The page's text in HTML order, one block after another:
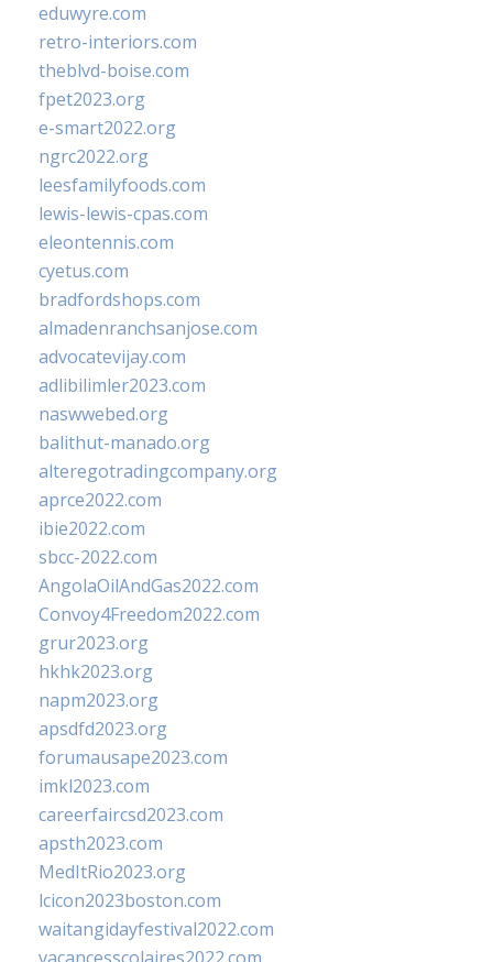
eduwyre.com
retro-interiors.com
theblvd-boise.com
fpet2023.org
e-smart2022.org
ngrc2022.org
leesfamilyfoods.com
lewis-lewis-cpas.com
eleontennis.com
cyetus.com
bradfordshops.com
almadenranchsanjose.com
advocatevijay.com
adlibilimler2023.com
naswwebed.org
balithut-manado.org
alteregotradingcompany.org
aprce2022.com
ibie2022.com
sbcc-2022.com
AngolaOilAndGas2022.com
Convoy4Freedom2022.com
grur2023.org
hkhk2023.org
napm2023.org
apsdfd2023.org
forumausape2023.com
imkl2023.com
careerfaircsd2023.com
apsth2023.com
MedItRio2023.org
lcicon2023boston.com
waitangidayfestival2022.com